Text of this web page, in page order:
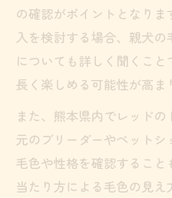
の確認がポイントとなり
入を検討する場合、親犬
についても詳しく聞くこ
長く楽しめる可能性が高ま
また、熊本県内でレッド
元のブリーダーやペット
毛色や性格を確認するこ
当たり方による毛色の見